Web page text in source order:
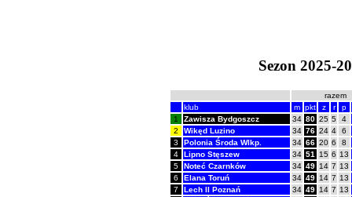
Sezon 2025-
razem
klub
m pkt z r
p
1
Zawisza Bydgoszcz 34 80 25 5
4
2
Wikęd Luzino 34 76 24 4
6
3
Polonia Środa Wlkp. 34 66 20 6
8
4
Lipno Stęszew 34 51 15 6 13
5
Noteć Czarnków 34 49 14 7 13
6
Elana Toruń 34 49 14 7 13
7
Lech II Poznań 34 49 14 7 13